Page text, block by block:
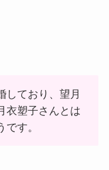
しており、望月
衣塑子さんとは
です。